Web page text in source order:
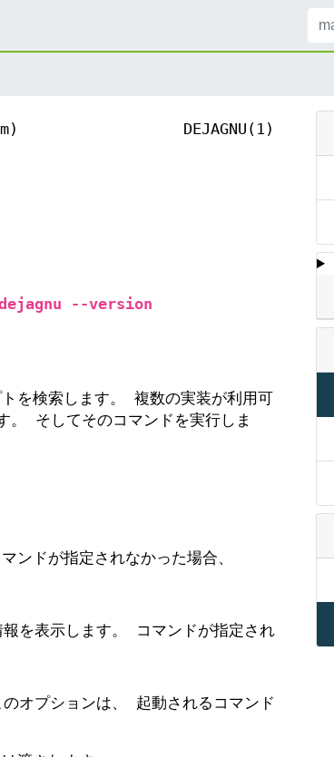
DEJAGNU(1)
--version
を検索します。 複数の実装が利用可
。 そしてそのコマンドを実行しま
ンドが指定されなかった場合、
を表示します。 コマンドが指定され
オプションは、 起動されるコマンド